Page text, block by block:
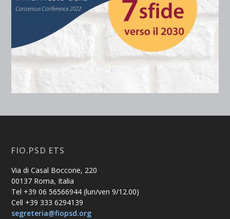
FIO.PSD ETS
Via di Casal Boccone, 220
00137 Roma, Italia
Tel +39 06 56566944 (lun/ven 9/12.00)
Cell +39 333 6294139
segreteria@fiopsd.org